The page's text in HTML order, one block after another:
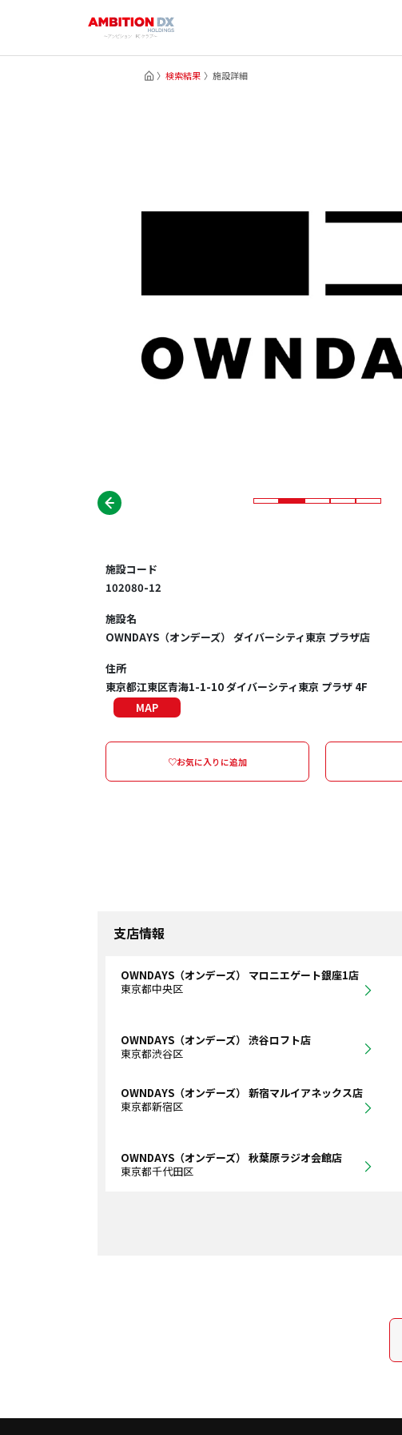
検索結果 施設詳細
施設コード
102080-12
施設名
OWNDAYS（オンデーズ） ダイバーシティ東京 プラザ店
住所
東京都江東区青海1-1-10 ダイバーシティ東京 プラザ 4F
MAP
♡お気に入りに追加
支店情報
OWNDAYS（オンデーズ） マロニエゲート銀座1店
東京都中央区
OWNDAYS（オンデーズ） 渋谷ロフト店
東京都渋谷区
OWNDAYS（オンデーズ） 新宿マルイアネックス店
東京都新宿区
OWNDAYS（オンデーズ） 秋葉原ラジオ会館店
東京都千代田区